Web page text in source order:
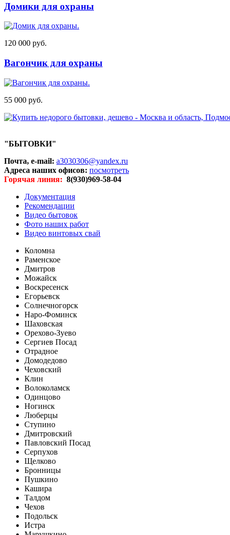
Домики для охраны
120 000 руб.
Вагончик для охраны
55 000 руб.
"БЫТОВКИ"
Почта, e-mail: a3030306@yandex.ru
Адреса наших офисов: посмотреть
Горячая линия: 8(930)969-58-04
Документация
Рекомендации
Видео бытовок
Фото наших работ
Видео винтовых свай
Коломна
Раменское
Дмитров
Можайск
Воскресенск
Егорьевск
Солнечногорск
Наро-Фоминск
Шаховская
Орехово-Зуево
Сергиев Посад
Отрадное
Домодедово
Чеховский
Клин
Волоколамск
Одинцово
Ногинск
Люберцы
Ступино
Дмитровский
Павловский Посад
Серпухов
Щелково
Бронницы
Пушкино
Кашира
Талдом
Чехов
Подольск
Истра